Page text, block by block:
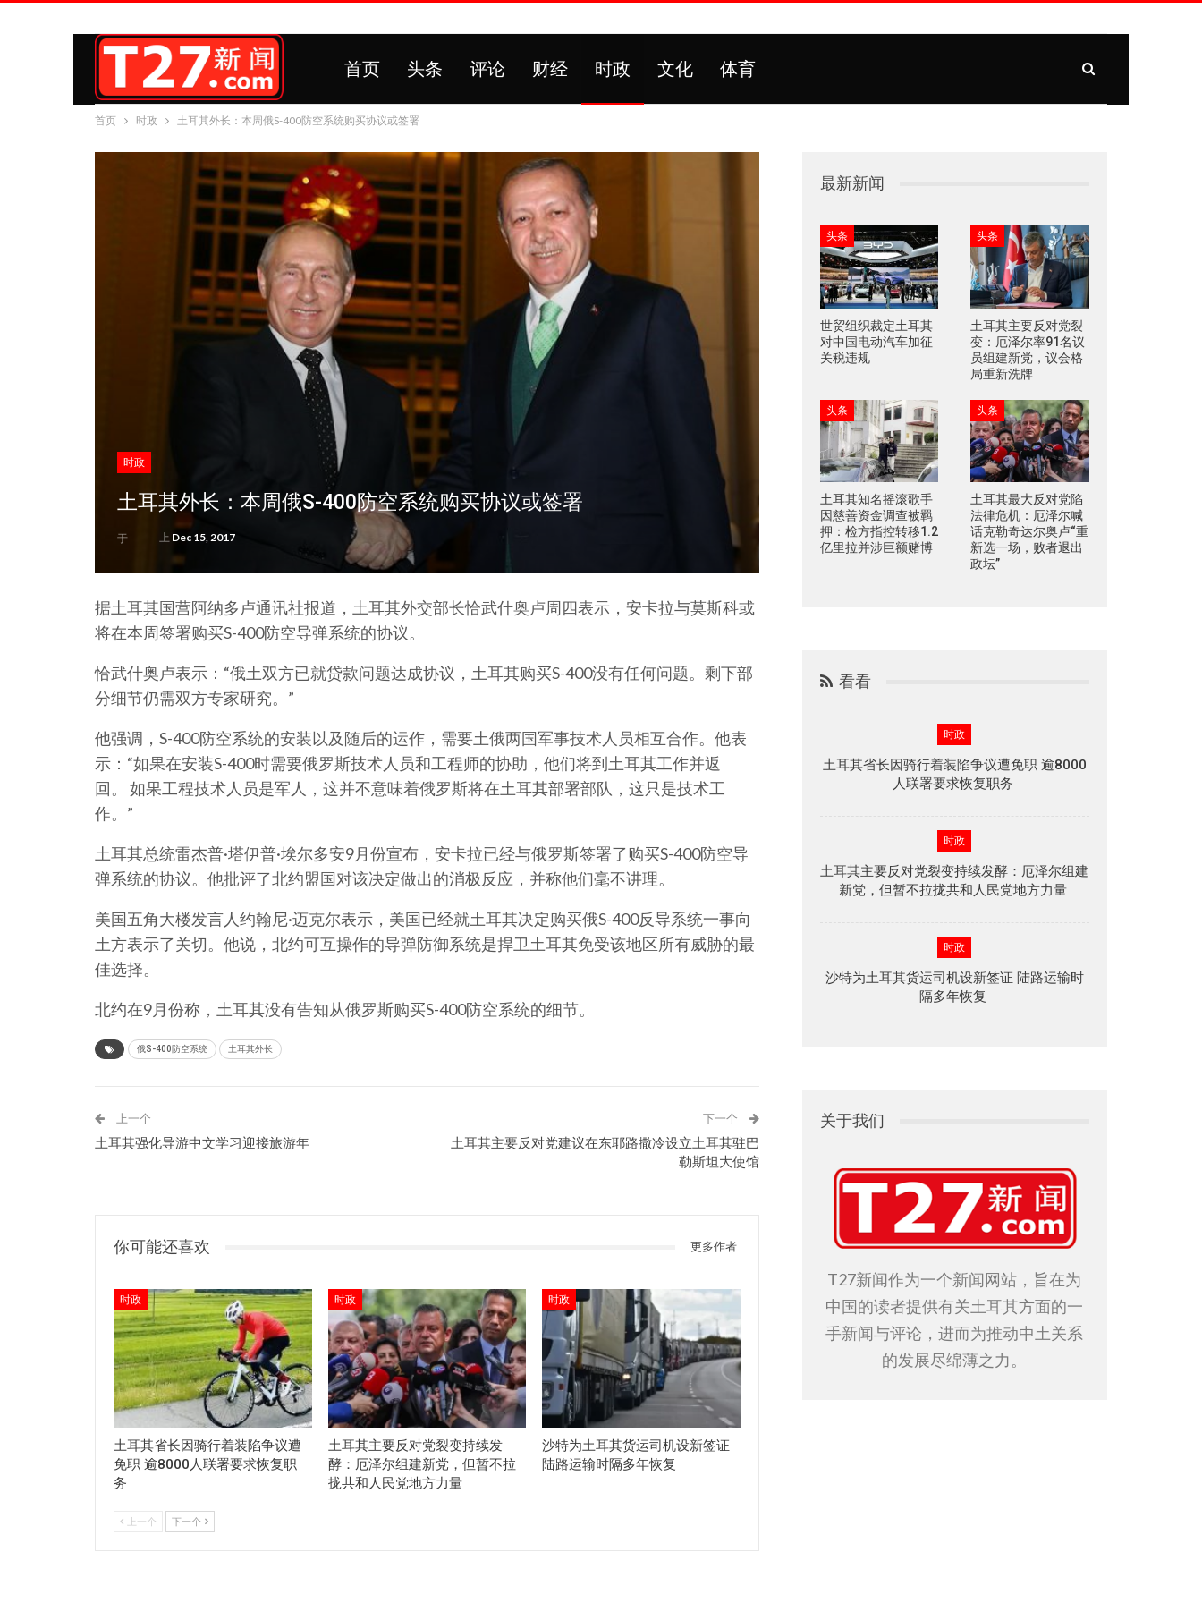
首页 头条 评论 财经 时政 文化 体育
首页 时政 土耳其外长：本周俄S-400防空系统购买协议或签署
时政
土耳其外长：本周俄S-400防空系统购买协议或签署
于 上 Dec 15, 2017
据土耳其国营阿纳多卢通讯社报道，土耳其外交部长恰武什奥卢周四表示，安卡拉与莫斯科或
将在本周签署购买S-400防空导弹系统的协议。
恰武什奥卢表示：“俄土双方已就贷款问题达成协议，土耳其购买S-400没有任何问题。剩下部
分细节仍需双方专家研究。”
他强调，S-400防空系统的安装以及随后的运作，需要土俄两国军事技术人员相互合作。他表
示：“如果在安装S-400时需要俄罗斯技术人员和工程师的协助，他们将到土耳其工作并返
回。 如果工程技术人员是军人，这并不意味着俄罗斯将在土耳其部署部队，这只是技术工
作。”
土耳其总统雷杰普·塔伊普·埃尔多安9月份宣布，安卡拉已经与俄罗斯签署了购买S-400防空导
弹系统的协议。他批评了北约盟国对该决定做出的消极反应，并称他们毫不讲理。
美国五角大楼发言人约翰尼·迈克尔表示，美国已经就土耳其决定购买俄S-400反导系统一事向
土方表示了关切。他说，北约可互操作的导弹防御系统是捍卫土耳其免受该地区所有威胁的最
佳选择。
北约在9月份称，土耳其没有告知从俄罗斯购买S-400防空系统的细节。
俄S-400防空系统 土耳其外长
上一个
土耳其强化导游中文学习迎接旅游年
下一个
土耳其主要反对党建议在东耶路撒冷设立土耳其驻巴
勒斯坦大使馆
你可能还喜欢 更多作者
时政
土耳其省长因骑行着装陷争议遭
免职 逾8000人联署要求恢复职
务
时政
土耳其主要反对党裂变持续发
酵：厄泽尔组建新党，但暂不拉
拢共和人民党地方力量
时政
沙特为土耳其货运司机设新签证
陆路运输时隔多年恢复
上一个 下一个
最新新闻
头条
世贸组织裁定土耳其
对中国电动汽车加征
关税违规
头条
土耳其主要反对党裂
变：厄泽尔率91名议
员组建新党，议会格
局重新洗牌
头条
土耳其知名摇滚歌手
因慈善资金调查被羁
押：检方指控转移1.2
亿里拉并涉巨额赌博
头条
土耳其最大反对党陷
法律危机：厄泽尔喊
话克勒奇达尔奥卢“重
新选一场，败者退出
政坛”
看看
时政
土耳其省长因骑行着装陷争议遭免职 逾8000
人联署要求恢复职务
时政
土耳其主要反对党裂变持续发酵：厄泽尔组建
新党，但暂不拉拢共和人民党地方力量
时政
沙特为土耳其货运司机设新签证 陆路运输时
隔多年恢复
关于我们
T27新闻作为一个新闻网站，旨在为
中国的读者提供有关土耳其方面的一
手新闻与评论，进而为推动中土关系
的发展尽绵薄之力。